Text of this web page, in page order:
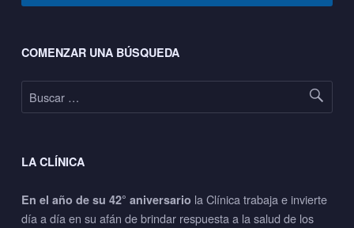
COMENZAR UNA BÚSQUEDA
Buscar:
LA CLÍNICA
En el año de su 42° aniversario la Clínica trabaja e invierte
día a día en su afán de brindar respuesta a la salud de los